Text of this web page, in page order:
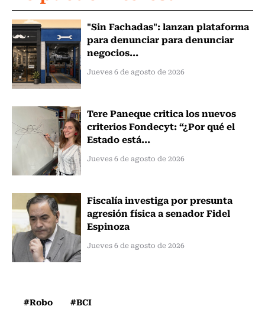
"Sin Fachadas": lanzan plataforma
para denunciar para denunciar
negocios...
Jueves 6 de agosto de 2026
Tere Paneque critica los nuevos
criterios Fondecyt: “¿Por qué el
Estado está...
Jueves 6 de agosto de 2026
Fiscalía investiga por presunta
agresión física a senador Fidel
Espinoza
Jueves 6 de agosto de 2026
#Robo #BCI